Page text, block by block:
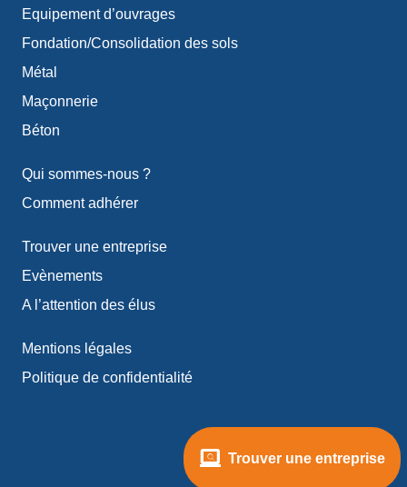
Trouver une entreprise
Equipement d’ouvrages
Fondation/Consolidation des sols
Métal
Maçonnerie
Béton
Qui sommes-nous ?
Comment adhérer
Trouver une entreprise
Evènements
A l’attention des élus
Mentions légales
Politique de confidentialité